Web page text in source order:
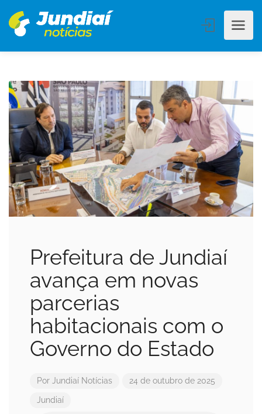
Prefeitura de Jundiaí
avança em novas
parcerias
habitacionais com o
Governo do Estado
Por Jundiaí Notícias 24 de outubro de 2025
Jundiaí